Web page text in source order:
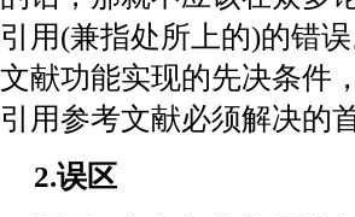
引用(兼指处所上的)的错
文献功能实现的先决条件
引用参考文献必须解决的
2.误区